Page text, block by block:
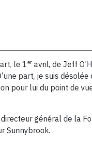
le 1 eravril, de Jeff
part, je suis
pour lui du point de
général de la
Sunnybrook.